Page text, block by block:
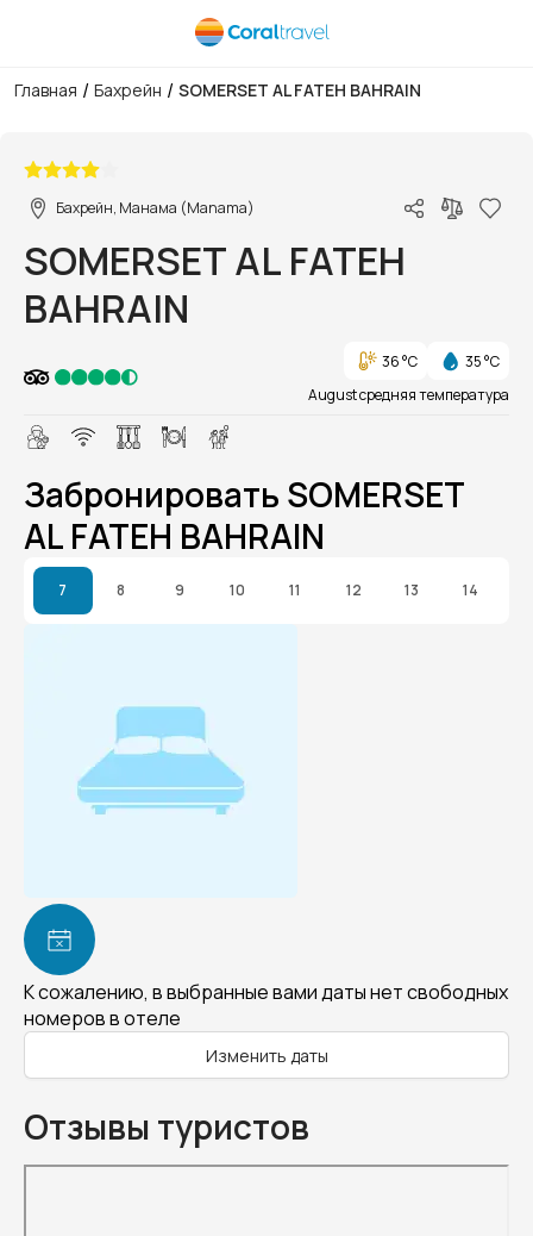
Главная / Бахрейн / SOMERSET AL FATEH BAHRAIN
Бахрейн, Манама (Manama)
SOMERSET AL FATEH
BAHRAIN
36 °C
35 °C
August средняя температура
Забронировать SOMERSET
AL FATEH BAHRAIN
7 8 9 10 11 12 13 14
К сожалению, в выбранные вами даты нет свободных
номеров в отеле
Изменить даты
Отзывы туристов